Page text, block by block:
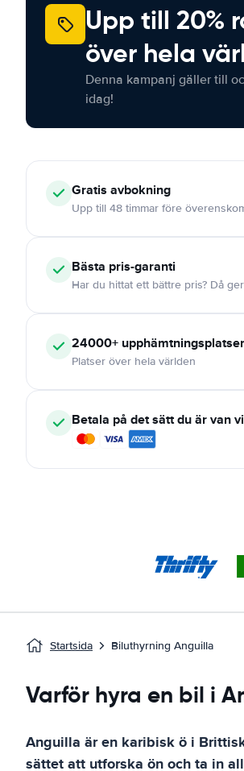
Upp till 20%
över hela
Denna kampanj gäller till
idag!
Gratis avbokning
Upp till 48 timmar före
Bästa pris-garanti
Har du hittat ett bättre pris? Då
24000+ upphämtningsplatser
Platser över hela världen
Betala på det sätt du är van
Startsida Biluthyrning Anguilla
Varför hyra en bil i
Anguilla är en karibisk ö i
sättet att utforska ön och ta in